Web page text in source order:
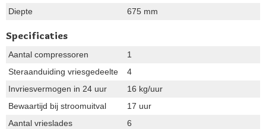
Diepte
675 mm
Specificaties
Aantal compressoren
1
Steraanduiding vriesgedeelte
4
Invriesvermogen in 24 uur
16 kg/uur
Bewaartijd bij stroomuitval
17 uur
Aantal vrieslades
6